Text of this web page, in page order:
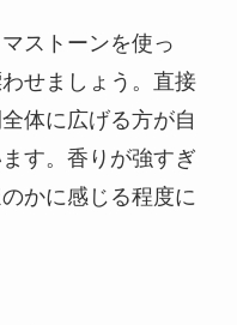
ストーンを使っ
せましょう。直接
体に広げる方が自
す。香りが強すぎ
かに感じる程度に